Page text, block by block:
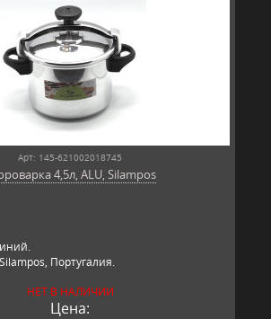
Арт: 145-621002018745
4,5л, ALU, Silampos
Португалия.
НЕТ В НАЛИЧИИ
Цена: